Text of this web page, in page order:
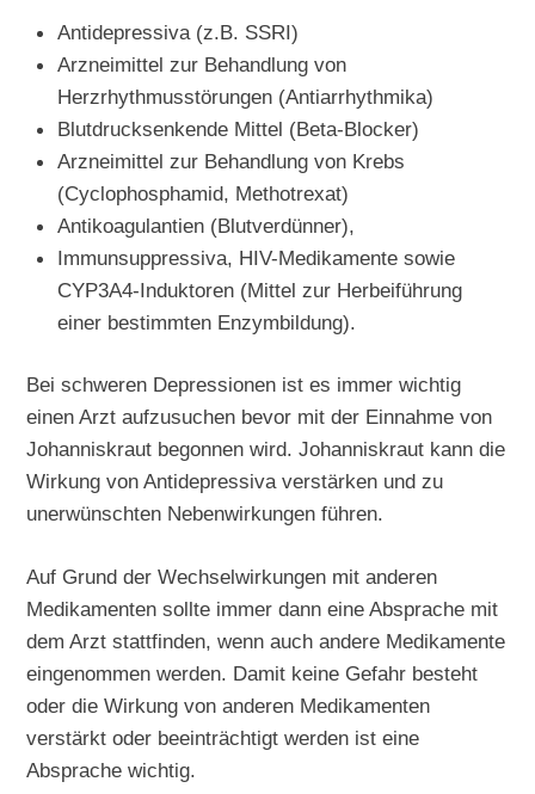
Antidepressiva (z.B. SSRI)
Arzneimittel zur Behandlung von
Herzrhythmusstörungen (Antiarrhythmika)
Blutdrucksenkende Mittel (Beta-Blocker)
Arzneimittel zur Behandlung von Krebs
(Cyclophosphamid, Methotrexat)
Antikoagulantien (Blutverdünner),
Immunsuppressiva, HIV-Medikamente sowie
CYP3A4-Induktoren (Mittel zur Herbeiführung
einer bestimmten Enzymbildung).
Bei schweren Depressionen ist es immer wichtig
einen Arzt aufzusuchen bevor mit der Einnahme von
Johanniskraut begonnen wird. Johanniskraut kann die
Wirkung von Antidepressiva verstärken und zu
unerwünschten Nebenwirkungen führen.
Auf Grund der Wechselwirkungen mit anderen
Medikamenten sollte immer dann eine Absprache mit
dem Arzt stattfinden, wenn auch andere Medikamente
eingenommen werden. Damit keine Gefahr besteht
oder die Wirkung von anderen Medikamenten
verstärkt oder beeinträchtigt werden ist eine
Absprache wichtig.